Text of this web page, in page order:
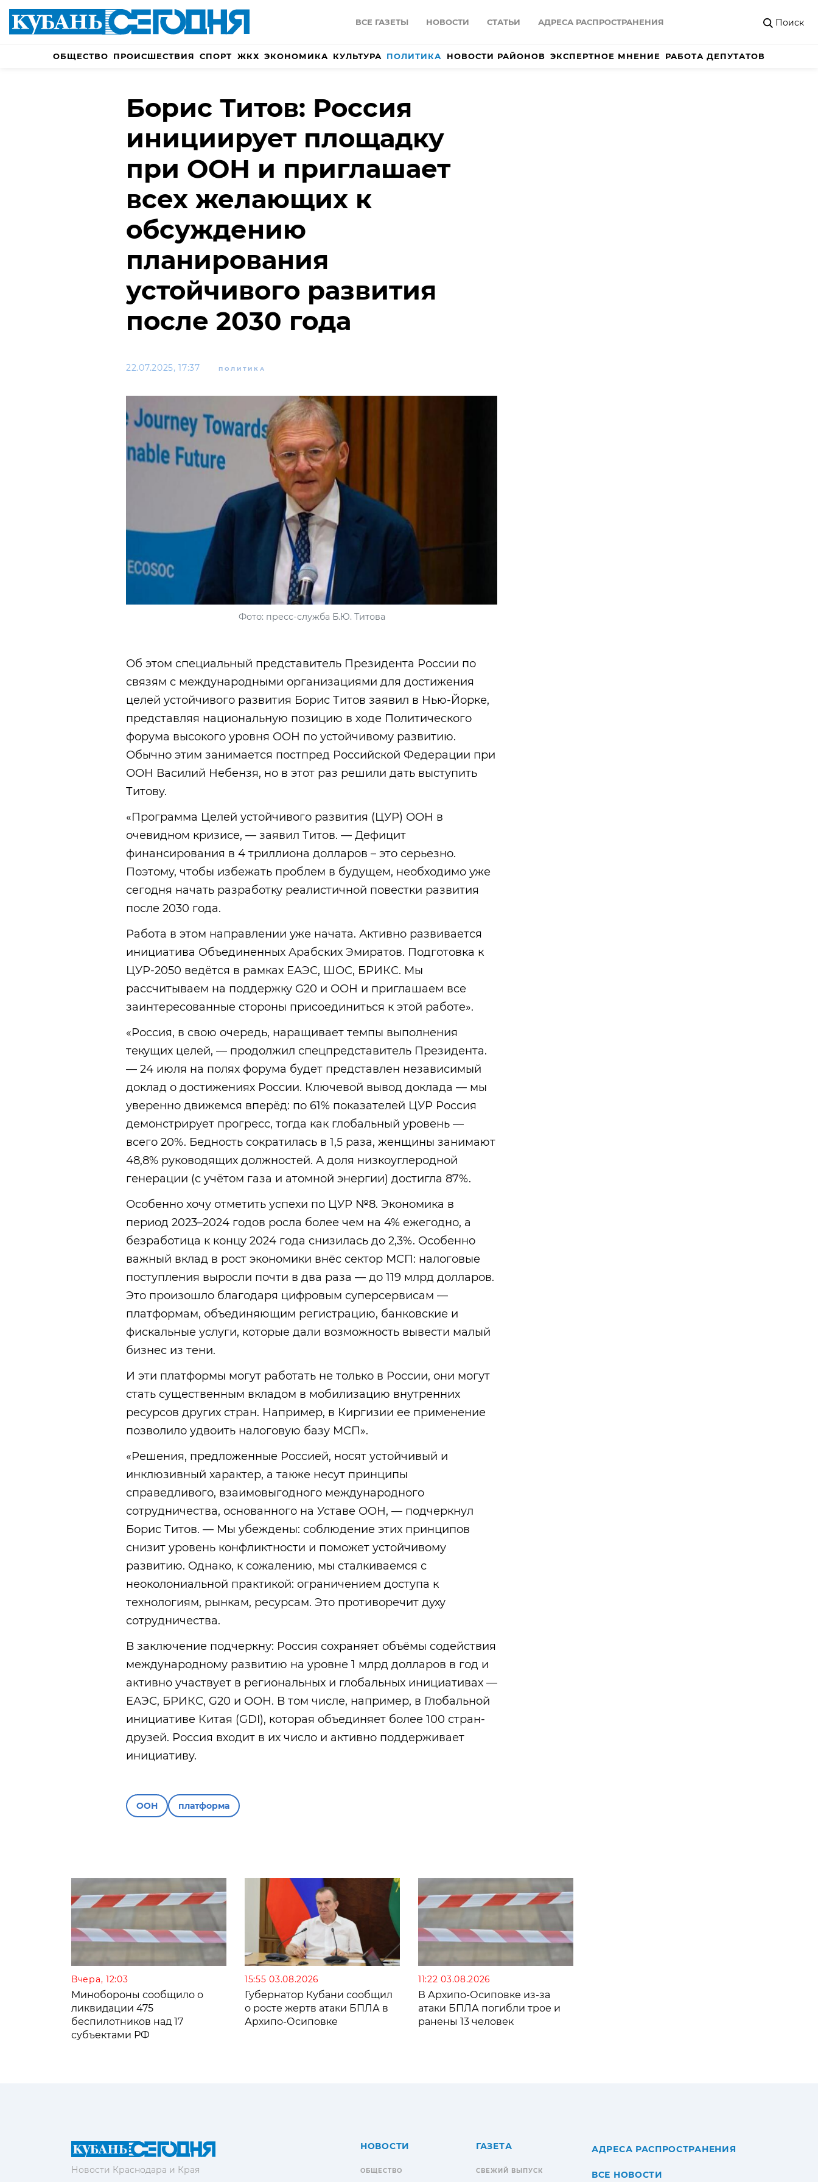
ВСЕ ГАЗЕТЫ НОВОСТИ СТАТЬИ АДРЕСА РАСПРОСТРАНЕНИЯ Поиск
ОБЩЕСТВО ПРОИСШЕСТВИЯ СПОРТ ЖКХ ЭКОНОМИКА КУЛЬТУРА ПОЛИТИКА НОВОСТИ РАЙОНОВ ЭКСПЕРТНОЕ МНЕНИЕ РАБОТА ДЕПУТАТОВ
Борис Титов: Россия
инициирует площадку
при ООН и приглашает
всех желающих к
обсуждению
планирования
устойчивого развития
после 2030 года
22.07.2025, 17:37 ПОЛИТИКА
Фото: пресс-служба Б.Ю. Титова
Об этом специальный представитель Президента России по
связям с международными организациями для достижения
целей устойчивого развития Борис Титов заявил в Нью-Йорке,
представляя национальную позицию в ходе Политического
форума высокого уровня ООН по устойчивому развитию.
Обычно этим занимается постпред Российской Федерации при
ООН Василий Небензя, но в этот раз решили дать выступить
Титову.
«Программа Целей устойчивого развития (ЦУР) ООН в
очевидном кризисе, — заявил Титов. — Дефицит
финансирования в 4 триллиона долларов – это серьезно.
Поэтому, чтобы избежать проблем в будущем, необходимо уже
сегодня начать разработку реалистичной повестки развития
после 2030 года.
Работа в этом направлении уже начата. Активно развивается
инициатива Объединенных Арабских Эмиратов. Подготовка к
ЦУР-2050 ведётся в рамках ЕАЭС, ШОС, БРИКС. Мы
рассчитываем на поддержку G20 и ООН и приглашаем все
заинтересованные стороны присоединиться к этой работе».
«Россия, в свою очередь, наращивает темпы выполнения
текущих целей, — продолжил спецпредставитель Президента.
— 24 июля на полях форума будет представлен независимый
доклад о достижениях России. Ключевой вывод доклада — мы
уверенно движемся вперёд: по 61% показателей ЦУР Россия
демонстрирует прогресс, тогда как глобальный уровень —
всего 20%. Бедность сократилась в 1,5 раза, женщины занимают
48,8% руководящих должностей. А доля низкоуглеродной
генерации (с учётом газа и атомной энергии) достигла 87%.
Особенно хочу отметить успехи по ЦУР №8. Экономика в
период 2023–2024 годов росла более чем на 4% ежегодно, а
безработица к концу 2024 года снизилась до 2,3%. Особенно
важный вклад в рост экономики внёс сектор МСП: налоговые
поступления выросли почти в два раза — до 119 млрд долларов.
Это произошло благодаря цифровым суперсервисам —
платформам, объединяющим регистрацию, банковские и
фискальные услуги, которые дали возможность вывести малый
бизнес из тени.
И эти платформы могут работать не только в России, они могут
стать существенным вкладом в мобилизацию внутренних
ресурсов других стран. Например, в Киргизии ее применение
позволило удвоить налоговую базу МСП».
«Решения, предложенные Россией, носят устойчивый и
инклюзивный характер, а также несут принципы
справедливого, взаимовыгодного международного
сотрудничества, основанного на Уставе ООН, — подчеркнул
Борис Титов. — Мы убеждены: соблюдение этих принципов
снизит уровень конфликтности и поможет устойчивому
развитию. Однако, к сожалению, мы сталкиваемся с
неоколониальной практикой: ограничением доступа к
технологиям, рынкам, ресурсам. Это противоречит духу
сотрудничества.
В заключение подчеркну: Россия сохраняет объёмы содействия
международному развитию на уровне 1 млрд долларов в год и
активно участвует в региональных и глобальных инициативах —
ЕАЭС, БРИКС, G20 и ООН. В том числе, например, в Глобальной
инициативе Китая (GDI), которая объединяет более 100 стран-
друзей. Россия входит в их число и активно поддерживает
инициативу.
ООН платформа
Вчера, 12:03
Минобороны сообщило о
ликвидации 475
беспилотников над 17
субъектами РФ
15:55 03.08.2026
Губернатор Кубани сообщил
о росте жертв атаки БПЛА в
Архипо-Осиповке
11:22 03.08.2026
В Архипо-Осиповке из-за
атаки БПЛА погибли трое и
ранены 13 человек
Новости Краснодара и Края
НОВОСТИ
ОБЩЕСТВО
ГАЗЕТА
СВЕЖИЙ ВЫПУСК
АДРЕСА РАСПРОСТРАНЕНИЯ
ВСЕ НОВОСТИ